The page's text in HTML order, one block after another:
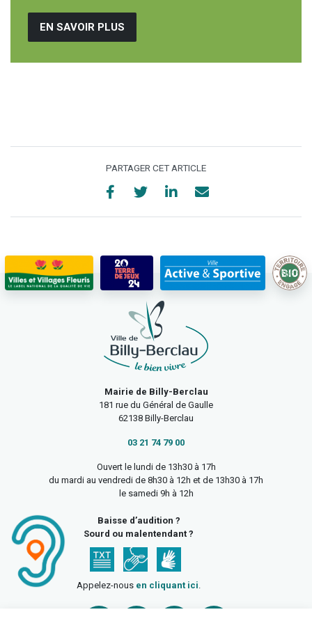
EN SAVOIR PLUS
PARTAGER CET ARTICLE
Mairie de Billy-Berclau
181 rue du Général de Gaulle
62138 Billy-Berclau
03 21 74 79 00
Ouvert le lundi de 13h30 à 17h
du mardi au vendredi de 8h30 à 12h et de 13h30 à 17h
le samedi 9h à 12h
Baisse d’audition ?
Sourd ou malentendant ?
Appelez-nous en cliquant ici.